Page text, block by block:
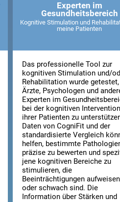
Experten im
Gesundheitsbereich
Kognitive Stimulation und
meine Patienten
Das professionelle Tool zur
kognitiven Stimulation und/
Rehabilitation wurde
Ärzte, Psychologen und
Experten im
bei der kognitiven Intervention
ihrer Patienten zu
Daten von CogniFit und der
standardisierte Vergleich
helfen, bestimmte
präzise zu bewerten und
jene kognitiven Bereiche zu
stimulieren, die
Beeinträchtigungen aufweisen
oder schwach sind. Die
Information über Stärken und